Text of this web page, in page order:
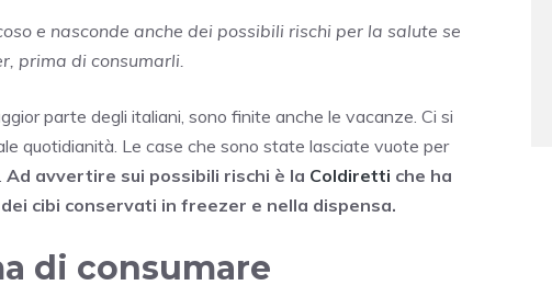
e nasconde anche dei possibili rischi per la salute se
prima di consumarli.
parte degli italiani, sono finite anche le vacanze. Ci si
quotidianità. Le case che sono state lasciate vuote per
Ad avvertire sui possibili rischi è la Coldiretti che ha
cibi conservati in freezer e nella dispensa.
di consumare